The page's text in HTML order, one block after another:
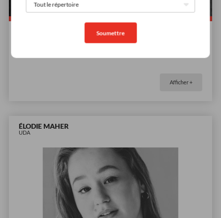
Soumettre
Afficher +
ÉLODIE MAHER
UDA